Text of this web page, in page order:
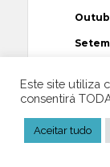
Julho
Maio
Este site utiliza
consentirá
Aceitar tudo